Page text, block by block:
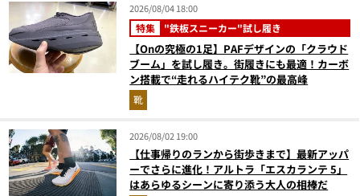
2026/08/04 18:00
特集 "鉄板スニーカー"試し履き
【Onの究極の1足】PAFデザインの「クラウド
ブーム」を試し履き。街履きにも最適！カーボ
ン搭載で“走れるハイテク靴”の最高峰
靴
2026/08/02 19:00
【仕事帰りのランから街歩きまで】最新アッパ
ーでさらに進化！アルトラ「エスカランテ 5」
はあらゆるシーンに寄り添う大人の相棒だ